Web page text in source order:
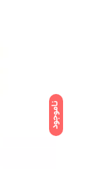
ناموجود